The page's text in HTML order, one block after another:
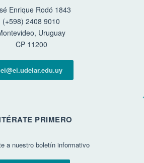
Enrique Rodó 1843
(+598) 2408 9010
Uruguay
CP 11200
ei@ei.udelar.edu.uy
PRIMERO
a nuestro boletín informativo